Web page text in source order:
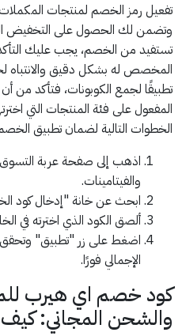
تفعيل رمز الخصم لمنتجات
وتضمن لك الحصول على التخفيض
تستفيد من الخصم، يجب عليك
المخصص له بشكل دقيق والانتباه
تطبيقًا لجمع الكوبونات، فتأكد من
المفعول على فئة المنتجات التي
الخطوات التالية لضمان تطبيق
اذهب إلى صفحة عربة
والفيتامينات.
ابحث عن خانة "إدخال كود
ألصق الكود الذي اخترته في
اضغط على زر "تطبيق"
الإجمالي فورًا.
كود خصم اي هيرب
والشحن المجاني: